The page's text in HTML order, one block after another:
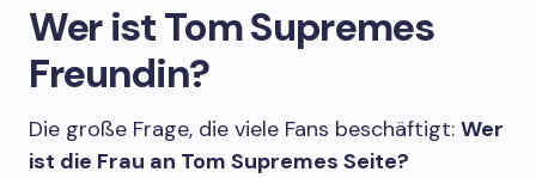
Wer ist Tom Supremes
Freundin?
Die große Frage, die viele Fans beschäftigt: Wer
ist die Frau an Tom Supremes Seite?